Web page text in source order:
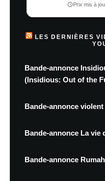
Prix mis à
LES DERNIÈRES
Bande-annonce
(Insidious: Out of the
Bande-annonce
Bande-annonce La vie
Bande-annonce